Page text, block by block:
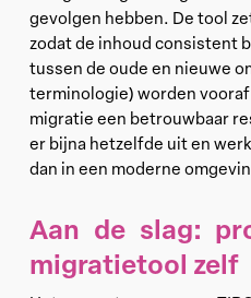
gevolgen hebben. De tool
zodat de inhoud consistent
tussen de oude en nieuwe
terminologie) worden
migratie een betrouwbaar
er bijna hetzelfde uit en
dan in een moderne
Aan de slag:
migratietool zelf